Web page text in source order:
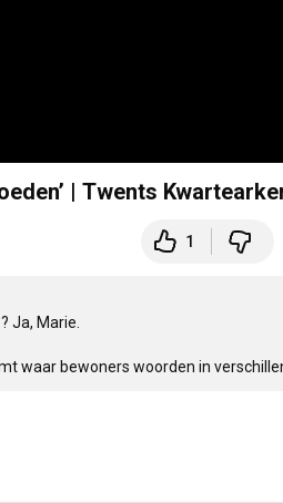
| Twents
1
Ja, Marie.
waar bewoners woorden in